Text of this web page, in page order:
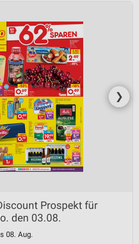
❯
Prospekt für
den 03.08.
08. Aug.